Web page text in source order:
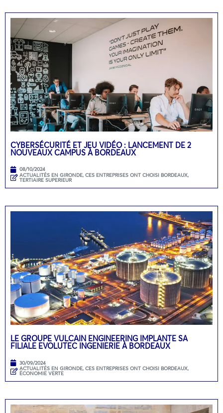
CYBERSÉCURITÉ ET JEU VIDÉO : LANCEMENT DE 2
NOUVEAUX CAMPUS À BORDEAUX
08/10/2024
ACTUALITÉS EN GIRONDE, CES ENTREPRISES ONT CHOISI BORDEAUX,
TERTIAIRE SUPERIEUR
LE GROUPE VULCAIN ENGINEERING IMPLANTE SA
FILIALE EVOLUTEC INGENIERIE À BORDEAUX
30/09/2024
ACTUALITÉS EN GIRONDE, CES ENTREPRISES ONT CHOISI BORDEAUX,
ÉCONOMIE VERTE